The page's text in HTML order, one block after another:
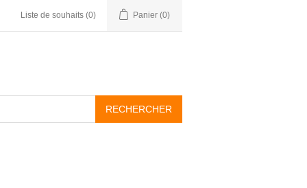
Liste de souhaits (0) Panier (0)